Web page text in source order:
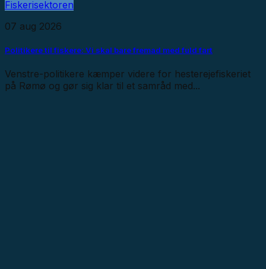
Fiskerisektoren
07 aug 2026
Politikere til fiskere: Vi skal bare fremad med fuld fart
Venstre-politikere kæmper videre for hesterejefiskeriet
på Rømø og gør sig klar til et samråd med...